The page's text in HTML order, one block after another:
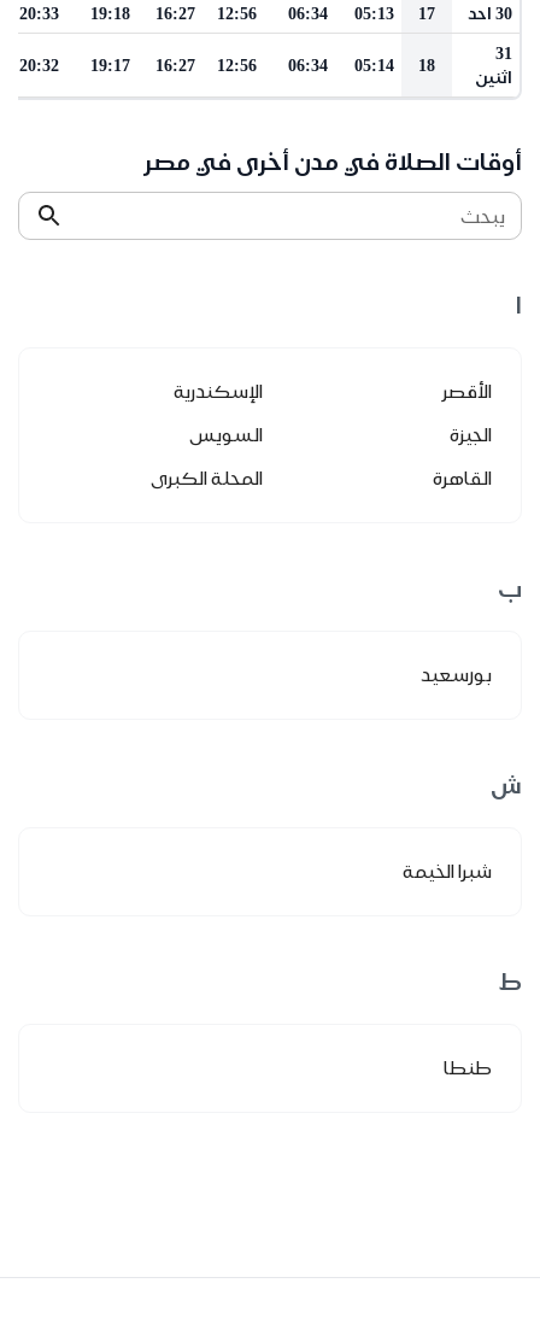
30 احد 17
05:13
06:34
12:56
16:27
19:18
20:33
31
اثنين
18
05:14
06:34
12:56
16:27
19:17
20:32
أوقات الصلاة في مدن أخرى في مصر
يبحث
ا
الأقصر
الإسكندرية
الجيزة
السويس
القاهرة
المحلة الكبرى
ب
بورسعيد
ش
شبرا الخيمة
ط
طنطا